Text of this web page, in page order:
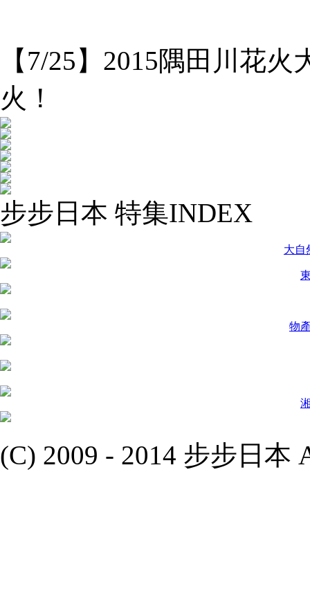
【7/25】2015隅田川花
火！
步步日本 特集INDEX
大自
物
(C) 2009 - 2014 步步日本